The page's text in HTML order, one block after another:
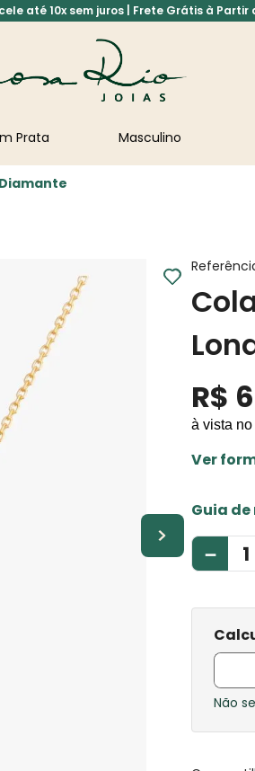
até 10x sem juros | Frete Grátis à Partir
Prata Masculino
R$ 6
à vista
Ver
Guia
－
Não